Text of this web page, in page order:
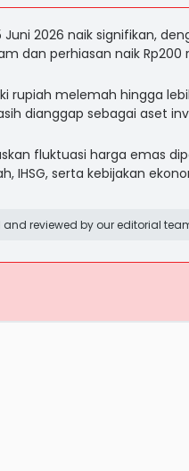
2026 naik signifikan,
dan perhiasan naik Rp200
rupiah melemah hingga
dianggap sebagai aset
fluktuasi harga emas
IHSG, serta kebijakan
reviewed by our editorial